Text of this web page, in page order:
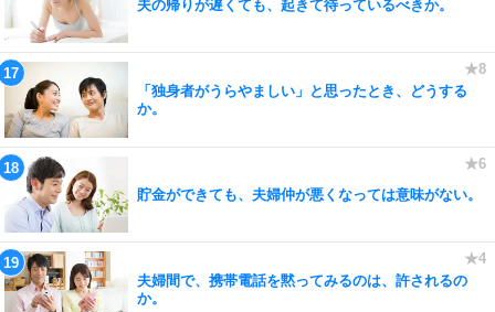
夫の帰りが遅くても、起きて待っているべきか。
「独身者がうらやましい」と思ったとき、どうする
か。
貯金ができても、夫婦仲が悪くなっては意味がない。
夫婦間で、携帯電話を黙ってみるのは、許されるの
か。